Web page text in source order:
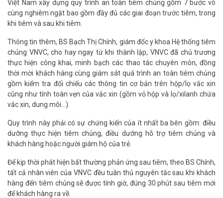
Việt Nam xây dựng quy trình an toàn tiêm chủng gồm 7 bước vô
cùng nghiêm ngặt bao gồm đầy đủ các giai đoạn trước tiêm, trong
khi tiêm và sau khi tiêm.
Thông tin thêm, BS Bạch Thị Chính, giám đốc y khoa Hệ thống tiêm
chủng VNVC, cho hay ngay từ khi thành lập, VNVC đã chủ trương
thực hiện công khai, minh bạch các thao tác chuyên môn, đồng
thời mời khách hàng cùng giám sát quá trình an toàn tiêm chủng
gồm kiểm tra đối chiếu các thông tin cơ bản trên hộp/lọ vắc xin
cũng như tính toàn vẹn của vắc xin (gồm vỏ hộp và lọ/xilanh chứa
vắc xin, dung môi...).
Quy trình này phải có sự chứng kiến của ít nhất ba bên gồm: điều
dưỡng thực hiện tiêm chủng, điều dưỡng hỗ trợ tiêm chủng và
khách hàng hoặc người giám hộ của trẻ.
Để kịp thời phát hiện bất thường phản ứng sau tiêm, theo BS Chính,
tất cả nhân viên của VNVC đều tuân thủ nguyên tắc sau khi khách
hàng đến tiêm chủng sẽ được tính giờ, đúng 30 phút sau tiêm mới
để khách hàng ra về.